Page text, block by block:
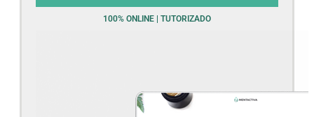
100% ONLINE | TUTORIZADO